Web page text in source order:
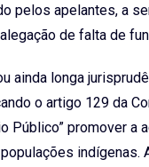
pelos apelantes, a
de falta de
ainda longa
o artigo 129 da
Público” promover a
indígenas.